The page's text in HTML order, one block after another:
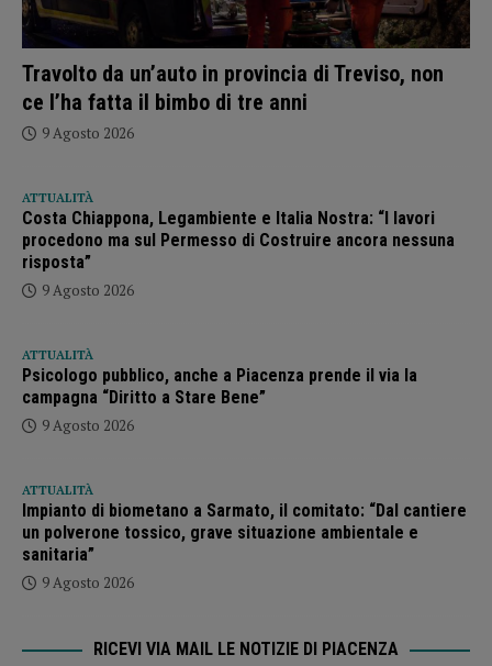
Travolto da un’auto in provincia di Treviso, non
ce l’ha fatta il bimbo di tre anni
9 Agosto 2026
ATTUALITÀ
Costa Chiappona, Legambiente e Italia Nostra: “I lavori
procedono ma sul Permesso di Costruire ancora nessuna
risposta”
9 Agosto 2026
ATTUALITÀ
Psicologo pubblico, anche a Piacenza prende il via la
campagna “Diritto a Stare Bene”
9 Agosto 2026
ATTUALITÀ
Impianto di biometano a Sarmato, il comitato: “Dal cantiere
un polverone tossico, grave situazione ambientale e
sanitaria”
9 Agosto 2026
RICEVI VIA MAIL LE NOTIZIE DI PIACENZA